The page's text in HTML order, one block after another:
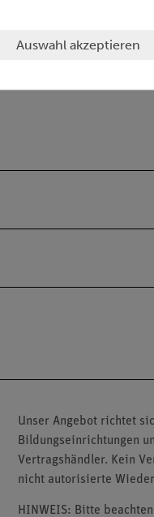
Unser Angebot richtet
Bildungseinrichtungen
Vertragshändler. Kein
nicht autorisierte
HINWEIS: Bitte
Auswahl akzeptieren